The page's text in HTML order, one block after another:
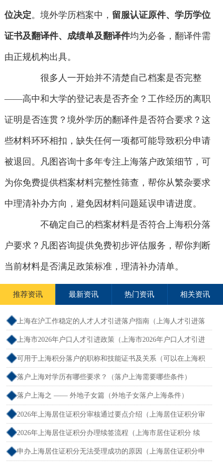
位决定。境外学历档案中， 留服认证原件、学历学位
证书及翻译件、成绩单及翻译件均为必备，翻译件需
由正规机构出具。
很多人一开始并不清楚自己档案是否完整
——高中和大学的登记表是否齐全？工作经历的离职
证明是否连贯？境外学历的翻译件是否符合要求？这
些材料环环相扣，缺失任何一项都可能导致积分申请
被退回。凡图咨询十多年专注上海落户政策细节，可
为你免费提供档案材料完整性筛查，帮你从繁杂要求
中理清补办方向，避免因材料问题延误申请进度。
不确定自己的档案材料是否符合上海积分落
户要求？凡图咨询提供免费初步评估服务，帮你判断
当前材料是否满足政策标准，理清补办清单。
推荐资讯 最新资讯 热门资讯 相关资讯
上海在沪工作稳定的人才人才引进落户指南（上海人才引进落
户怎么办理）
上海市2026年户口人才引进政策（上海市2026年户口人才引进
政策文件）
可用于上海积分落户的职称和技能证书及关系（可以在上海积
分的技能证书）
落户上海对学历有哪些要求？（落户上海需要哪些条件）
落户上海之 —— 外地子女篇（外地子女落户上海条件）
2026年上海居住证积分审核通过要点介绍（上海居住证积分审
核流程）
2026年上海居住证积分办理续签流程（上海市居住证积分 续
签）
申办上海居住证积分无法受理成功的原因（上海居住证积分申